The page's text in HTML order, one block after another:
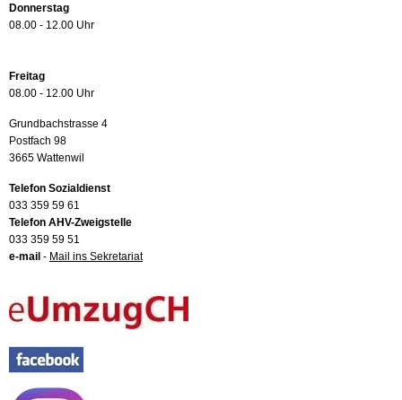
Donnerstag
08.00 - 12.00 Uhr
Freitag
08.00 - 12.00 Uhr
Grundbachstrasse 4
Postfach 98
3665 Wattenwil
Telefon Sozialdienst
033 359 59 61
Telefon AHV-Zweigstelle
033 359 59 51
e-mail - Mail ins Sekretariat